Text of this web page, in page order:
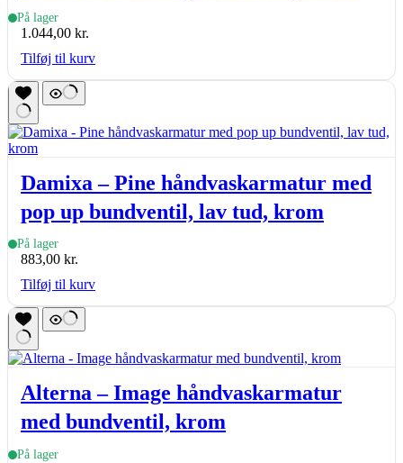
305mm, krom
På lager
1.044,00 kr.
Tilføj til kurv
Damixa – Pine håndvaskarmatur med
pop up bundventil, lav tud, krom
På lager
883,00 kr.
Tilføj til kurv
Alterna – Image håndvaskarmatur
med bundventil, krom
På lager